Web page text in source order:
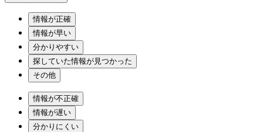
情報が正確
情報が早い
分かりやすい
探していた情報が見つかった
その他
情報が不正確
情報が遅い
分かりにくい